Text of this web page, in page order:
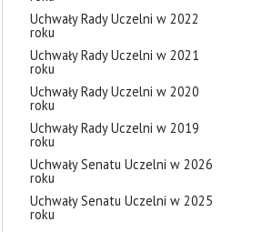
Uchwały Rady Uczelni w 2022
roku
Uchwały Rady Uczelni w 2021
roku
Uchwały Rady Uczelni w 2020
roku
Uchwały Rady Uczelni w 2019
roku
Uchwały Senatu Uczelni w 2026
roku
Uchwały Senatu Uczelni w 2025
roku